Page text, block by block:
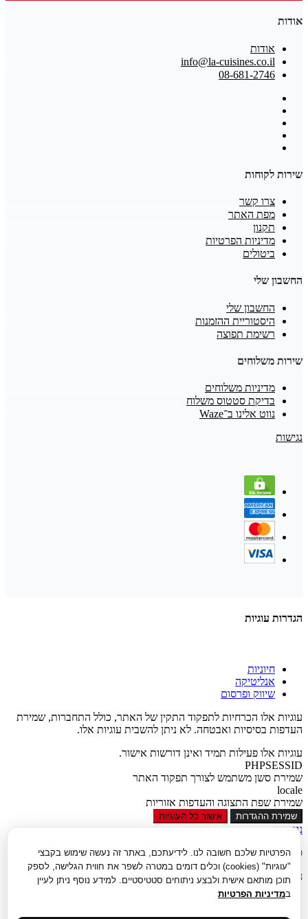
אודות
אודות
info@la-cuisines.co.il
08-681-2746
שירות לקוחות
צרו קשר
מפת האתר
תקנון
מדיניות הפרטיות
ביטולים
החשבון שלי
החשבון שלי
היסטוריית ההזמנות
רשימת תפוצה
שירות משלוחים
מדיניות משלוחים
בדיקת סטטוס משלוח
נווט אלינו ב־Waze
נגישות
הפרטיות שלכם חשובה לנו. לידיעתכם, באתר זה נעשה שימוש בקבצי
"עוגיות" (cookies) וכלים דומים במטרה לשפר את חווית הגלישה, לספק
תוכן מותאם אישית ולבצע ניתוחים סטטיסטיים. למידע נוסף ניתן לעיין
במדיניות הפרטיות
הגדרות עוגיות
חיוניות
אנליטיקה
שיווק ופרסום
עוגיות אלו הכרחיות לתפקוד התקין של האתר, כולל התחברות, שמירת
העדפות בסיסיות ואבטחה. לא ניתן להשבית עוגיות אלו.
עוגיות אלו פעילות תמיד ואינן דורשות אישור.
PHPSESSID
שמירת סשן משתמש לצורך תפקוד האתר
locale
שמירת שפת התצוגה והעדפות אזוריות
שמירת ההגדרות אישור כל העוגיות
נגישות
סגור
נגישות
הגדל טקסט